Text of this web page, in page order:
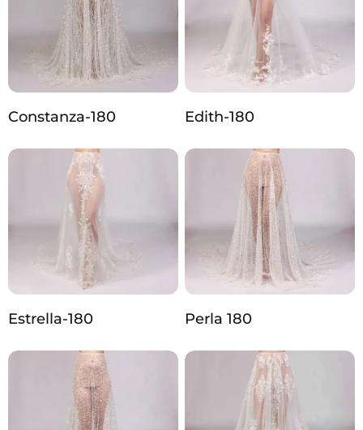
Constanza-180 Edith-180
Estrella-180 Perla 180